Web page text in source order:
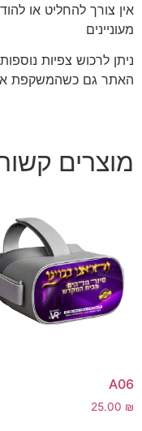
אין צורך להחליט או
מעוניינים
ניתן לרכוש צפיות
האתר גם כשהמשקפת
מוצרים
A06
25.00 ₪